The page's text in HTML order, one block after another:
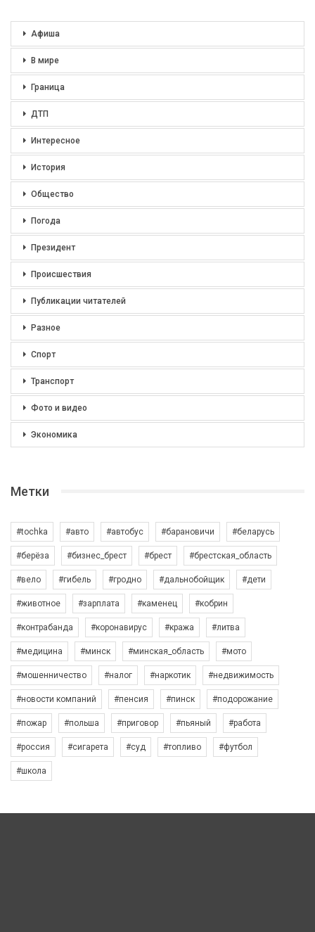
Афиша
В мире
Граница
ДТП
Интересное
История
Общество
Погода
Президент
Происшествия
Публикации читателей
Разное
Спорт
Транспорт
Фото и видео
Экономика
Метки
#tochka #авто #автобус #барановичи #беларусь
#берёза #бизнес_брест #брест #брестская_область
#вело #гибель #гродно #дальнобойщик #дети
#животное #зарплата #каменец #кобрин
#контрабанда #коронавирус #кража #литва
#медицина #минск #минская_область #мото
#мошенничество #налог #наркотик #недвижимость
#новости компаний #пенсия #пинск #подорожание
#пожар #польша #приговор #пьяный #работа
#россия #сигарета #суд #топливо #футбол
#школа